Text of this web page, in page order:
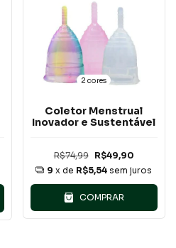
2 cores
Coletor Menstrual
Inovador e Sustentável
R$74,99
R$49,90
9 x de R$5,54 sem juros
COMPRAR